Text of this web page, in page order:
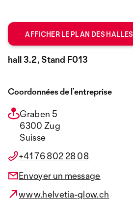
AFFICHER LE PLAN DES HALLES
hall 3.2, Stand F013
Coordonnées de l’entreprise
Graben 5
6300 Zug
Suisse
+41 76 802 28 08
Envoyer un message
www.helvetia-glow.ch